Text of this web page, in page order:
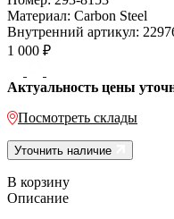
Материал: Carbon Steel
Внутренний артикул:
1 000 ₽
Актуальность цены
Посмотреть склады
Уточнить наличие
В корзину
Описание